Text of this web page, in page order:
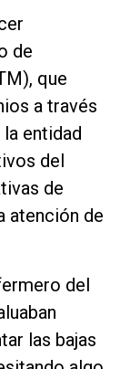
de
que
a través
entidad
del
de
atención de
del
las bajas